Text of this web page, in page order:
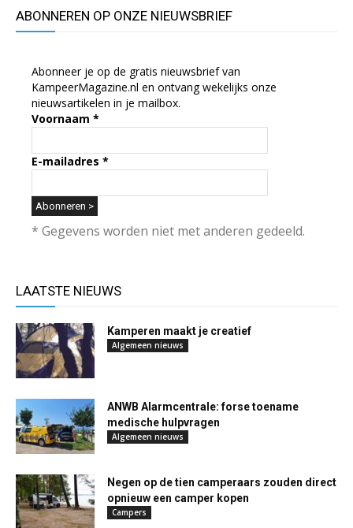
ABONNEREN OP ONZE NIEUWSBRIEF
Abonneer je op de gratis nieuwsbrief van
KampeerMagazine.nl en ontvang wekelijks onze
nieuwsartikelen in je mailbox.
Voornaam *
E-mailadres *
* Gegevens worden niet met anderen gedeeld.
LAATSTE NIEUWS
Kamperen maakt je creatief
Algemeen nieuws
ANWB Alarmcentrale: forse toename
medische hulpvragen
Algemeen nieuws
Negen op de tien camperaars zouden direct
opnieuw een camper kopen
Campers